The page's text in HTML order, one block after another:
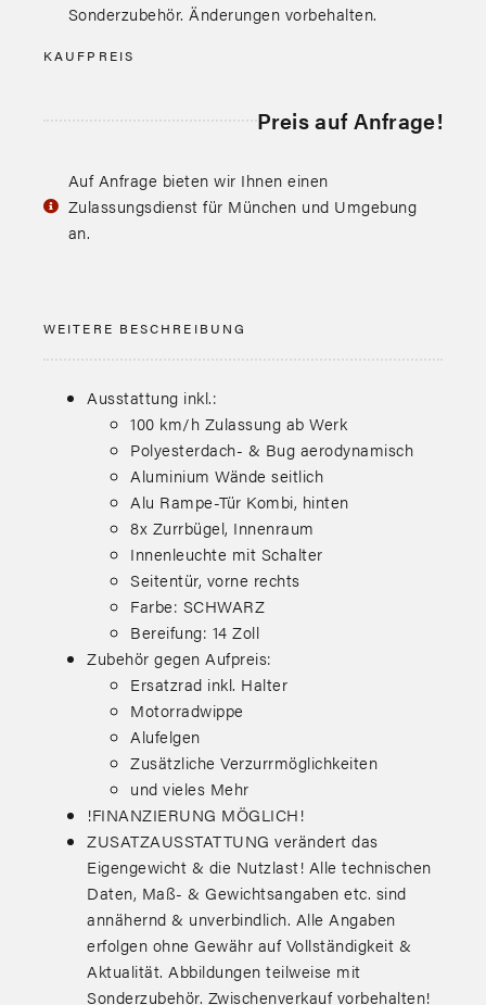
Sonderzubehör. Änderungen vorbehalten.
KAUFPREIS
Preis auf Anfrage!
Auf Anfrage bieten wir Ihnen einen
Zulassungsdienst für München und Umgebung
an.
WEITERE BESCHREIBUNG
Ausstattung inkl.:
100 km/h Zulassung ab Werk
Polyesterdach- & Bug aerodynamisch
Aluminium Wände seitlich
Alu Rampe-Tür Kombi, hinten
8x Zurrbügel, Innenraum
Innenleuchte mit Schalter
Seitentür, vorne rechts
Farbe: SCHWARZ
Bereifung: 14 Zoll
Zubehör gegen Aufpreis:
Ersatzrad inkl. Halter
Motorradwippe
Alufelgen
Zusätzliche Verzurrmöglichkeiten
und vieles Mehr
!FINANZIERUNG MÖGLICH!
ZUSATZAUSSTATTUNG verändert das
Eigengewicht & die Nutzlast! Alle technischen
Daten, Maß- & Gewichtsangaben etc. sind
annähernd & unverbindlich. Alle Angaben
erfolgen ohne Gewähr auf Vollständigkeit &
Aktualität. Abbildungen teilweise mit
Sonderzubehör. Zwischenverkauf vorbehalten!